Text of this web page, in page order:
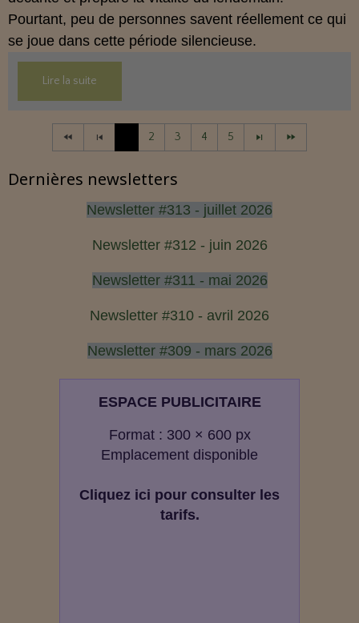
Pourtant, peu de personnes savent réellement ce qui
se joue dans cette période silencieuse.
Lire la suite
2 3 4 5
Dernières newsletters
Newsletter #313 - juillet 2026
Newsletter #312 - juin 2026
Newsletter #311 - mai 2026
Newsletter #310 - avril 2026
Newsletter #309 - mars 2026
ESPACE PUBLICITAIRE
Format : 300 × 600 px
Emplacement disponible
Cliquez ici pour consulter les
tarifs.